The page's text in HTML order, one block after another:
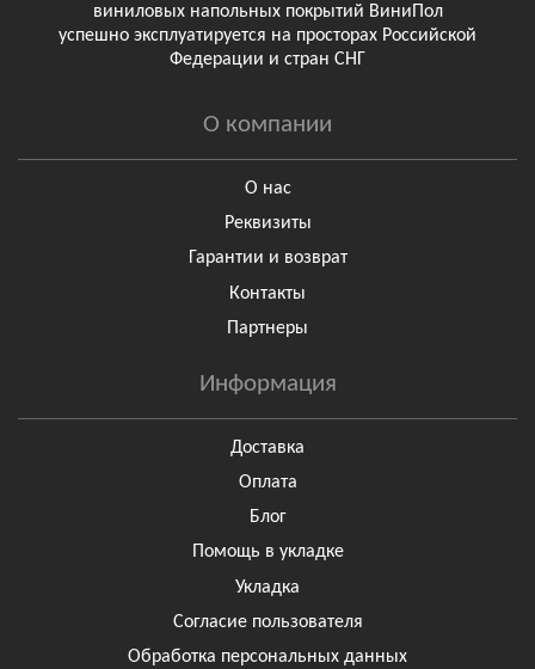
виниловых напольных покрытий ВиниПол
успешно эксплуатируется на просторах Российской
Федерации и стран СНГ
О компании
О нас
Реквизиты
Гарантии и возврат
Контакты
Партнеры
Информация
Доставка
Оплата
Блог
Помощь в укладке
Укладка
Согласие пользователя
Обработка персональных данных